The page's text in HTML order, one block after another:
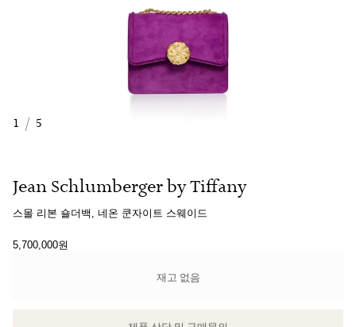
1 / 5
Jean Schlumberger by Tiffany
스몰 리본 숄더백, 네온 쿤자이트 스웨이드
5,700,000원
재고 없음
제품 상담 및 구매문의